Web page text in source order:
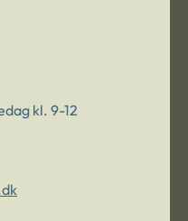
kl. 9-12